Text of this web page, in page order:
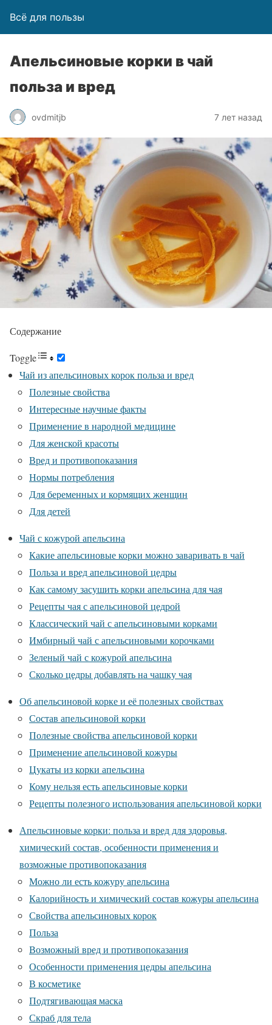
Всё для пользы
Апельсиновые корки в чай
польза и вред
ovdmitjb 7 лет назад
Содержание
Toggle
Чай из апельсиновых корок польза и вред
Полезные свойства
Интересные научные факты
Применение в народной медицине
Для женской красоты
Вред и противопоказания
Нормы потребления
Для беременных и кормящих женщин
Для детей
Чай с кожурой апельсина
Какие апельсиновые корки можно заваривать в чай
Польза и вред апельсиновой цедры
Как самому засушить корки апельсина для чая
Рецепты чая с апельсиновой цедрой
Классический чай с апельсиновыми корками
Имбирный чай с апельсиновыми корочками
Зеленый чай с кожурой апельсина
Сколько цедры добавлять на чашку чая
Об апельсиновой корке и её полезных свойствах
Состав апельсиновой корки
Полезные свойства апельсиновой корки
Применение апельсиновой кожуры
Цукаты из корки апельсина
Кому нельзя есть апельсиновые корки
Рецепты полезного использования апельсиновой корки
Апельсиновые корки: польза и вред для здоровья,
химический состав, особенности применения и
возможные противопоказания
Можно ли есть кожуру апельсина
Калорийность и химический состав кожуры апельсина
Свойства апельсиновых корок
Польза
Возможный вред и противопоказания
Особенности применения цедры апельсина
В косметике
Подтягивающая маска
Скраб для тела